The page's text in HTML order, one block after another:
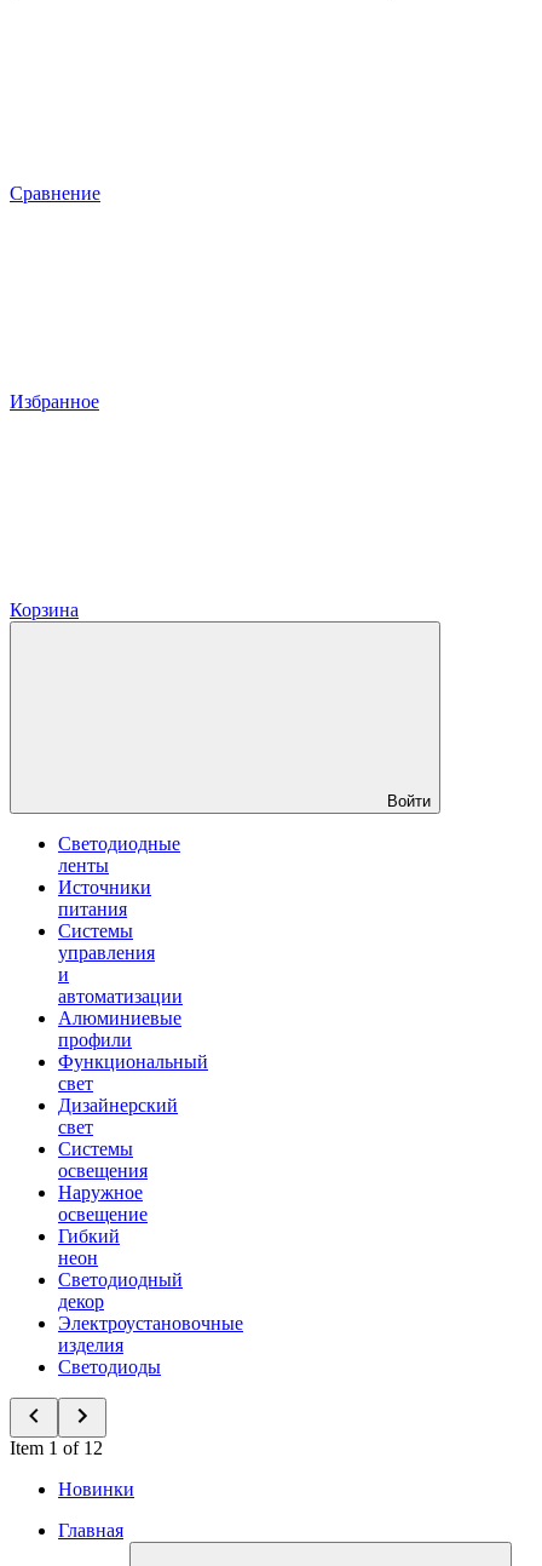
Сравнение
Избранное
Корзина
Войти
Светодиодные
ленты
Источники
питания
Системы
управления
и
автоматизации
Алюминиевые
профили
Функциональный
свет
Дизайнерский
свет
Системы
освещения
Наружное
освещение
Гибкий
неон
Светодиодный
декор
Электроустановочные
изделия
Светодиоды
Item 1 of 12
Новинки
Главная